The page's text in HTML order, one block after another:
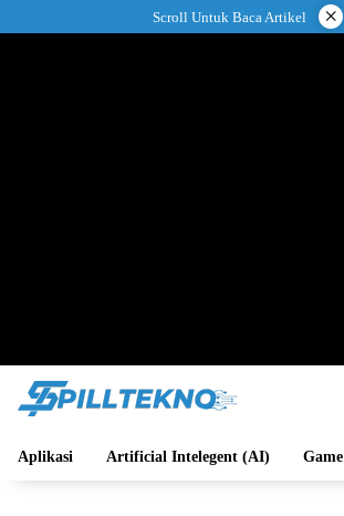
ke
Scroll Untuk Baca Artikel ×
Aplikasi Artificial Intelegent (AI) Game